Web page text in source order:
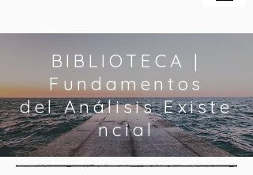
BIBLIOTECA |
Fundamentos
del Análisis Existe
ncial